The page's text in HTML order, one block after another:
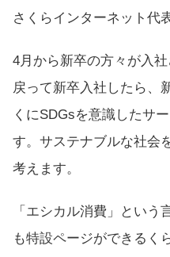
さくらインターネット代
4月から新卒の方々が入
戻って新卒入社したら、
くにSDGsを意識したサ
す。サステナブルな社会
考えます。
「エシカル消費」とい
も特設ページができるく